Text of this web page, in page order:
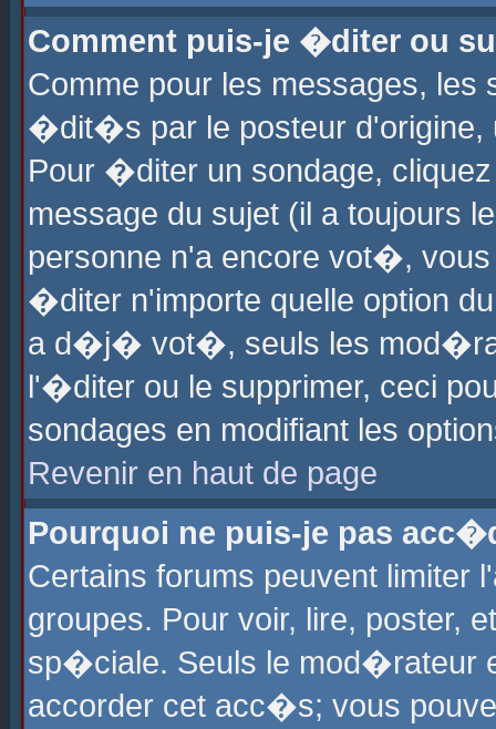
Comment puis-je �diter ou
Comme pour les messages,
�dit�s par le posteur d'origine,
Pour �diter un sondage,
message du sujet (il a toujours
personne n'a encore vot�,
�diter n'importe quelle option
a d�j� vot�, seuls les
l'�diter ou le supprimer, ceci
sondages en modifiant les
Revenir en haut de page
Pourquoi ne puis-je pas
Certains forums peuvent
groupes. Pour voir, lire, poster,
sp�ciale. Seuls le mod�rateur
accorder cet acc�s; vous